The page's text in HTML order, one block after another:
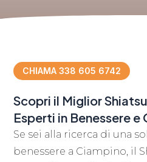
CHIAMA 338 605 6742
Scopri il Miglior
Esperti in Benessere e
Se sei alla ricerca di una
benessere a Ciampino, il